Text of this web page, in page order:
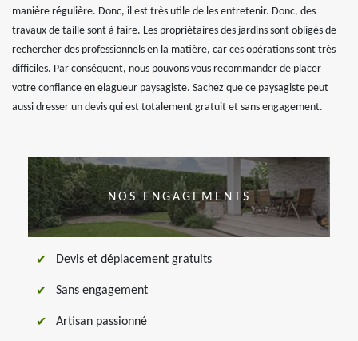
manière régulière. Donc, il est très utile de les entretenir. Donc, des
travaux de taille sont à faire. Les propriétaires des jardins sont obligés de
rechercher des professionnels en la matière, car ces opérations sont très
difficiles. Par conséquent, nous pouvons vous recommander de placer
votre confiance en elagueur paysagiste. Sachez que ce paysagiste peut
aussi dresser un devis qui est totalement gratuit et sans engagement.
NOS ENGAGEMENTS
Devis et déplacement gratuits
Sans engagement
Artisan passionné